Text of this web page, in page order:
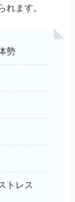
れます。
勢
トレス